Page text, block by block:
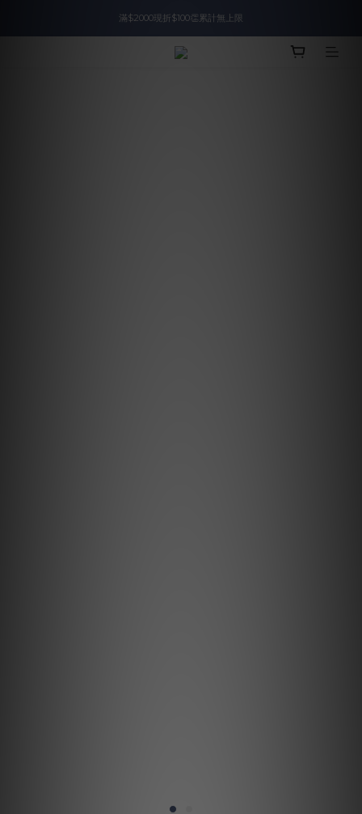
入會即領$888購物金🙌
滿$2000現折$100👏累計無上限
入會即領$888購物金🙌